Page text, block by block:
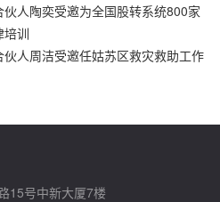
人陶奕受邀为全国股转系统800家
培训
人周洁受邀任姑苏区救灾救助工作
15号中新大厦7楼